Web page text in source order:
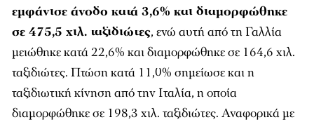
εμφάνισε άνοδο κατά 3,6% και διαμορφώθηκε
σε 475,5 χιλ. ταξιδιώτες, ενώ αυτή από τη Γαλλία
μειώθηκε κατά 22,6% και διαμορφώθηκε σε 164,6 χιλ.
ταξιδιώτες. Πτώση κατά 11,0% σημείωσε και η
ταξιδιωτική κίνηση από την Ιταλία, η οποία
διαμορφώθηκε σε 198,3 χιλ. ταξιδιώτες. Αναφορικά με